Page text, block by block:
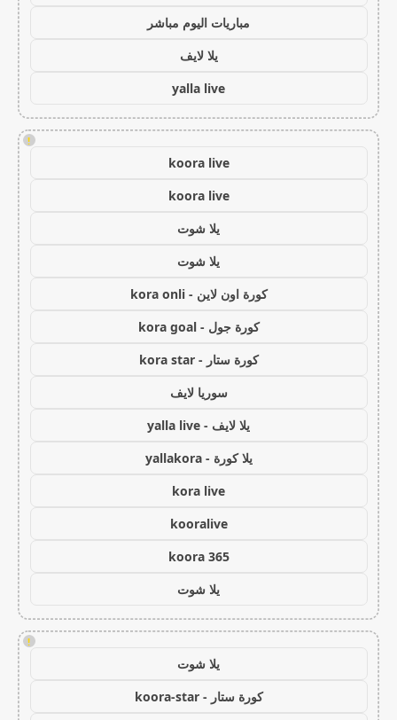
مباريات اليوم مباشر
يلا لايف
yalla live
!
koora live
koora live
يلا شوت
يلا شوت
كورة اون لاين - kora onli
كورة جول - kora goal
كورة ستار - kora star
سوريا لايف
يلا لايف - yalla live
يلا كورة - yallakora
kora live
kooralive
koora 365
يلا شوت
!
يلا شوت
كورة ستار - koora-star